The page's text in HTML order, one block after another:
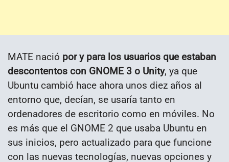
MATE nació por y para los usuarios que estaban
descontentos con GNOME 3 o Unity, ya que
Ubuntu cambió hace ahora unos diez años al
entorno que, decían, se usaría tanto en
ordenadores de escritorio como en móviles. No
es más que el GNOME 2 que usaba Ubuntu en
sus inicios, pero actualizado para que funcione
con las nuevas tecnologías, nuevas opciones y